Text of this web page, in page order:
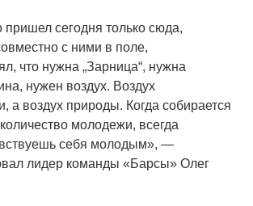
пришел сегодня только сюда,
с ними в поле,
что нужна „Зарница“, нужна
нужен воздух. Воздух
а воздух природы. Когда собирается
молодежи, всегда
себя молодым», —
лидер команды «Барсы» Олег